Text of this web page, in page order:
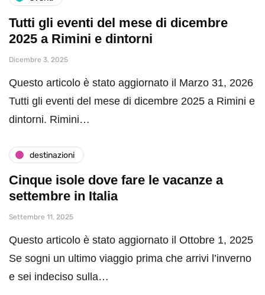
Tutti gli eventi del mese di dicembre
2025 a Rimini e dintorni
Dicembre 3, 2025
Questo articolo è stato aggiornato il Marzo 31, 2026
Tutti gli eventi del mese di dicembre 2025 a Rimini e
dintorni. Rimini…
destinazioni
Cinque isole dove fare le vacanze a
settembre in Italia
Settembre 11, 2025
Questo articolo è stato aggiornato il Ottobre 1, 2025
Se sogni un ultimo viaggio prima che arrivi l’inverno
e sei indeciso sulla…